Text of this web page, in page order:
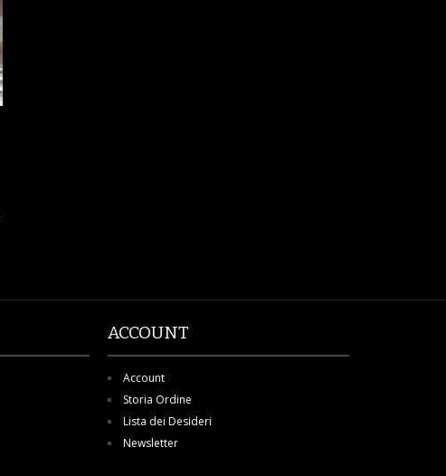
ACCOUNT
Account
Storia Ordine
Lista dei Desideri
Newsletter